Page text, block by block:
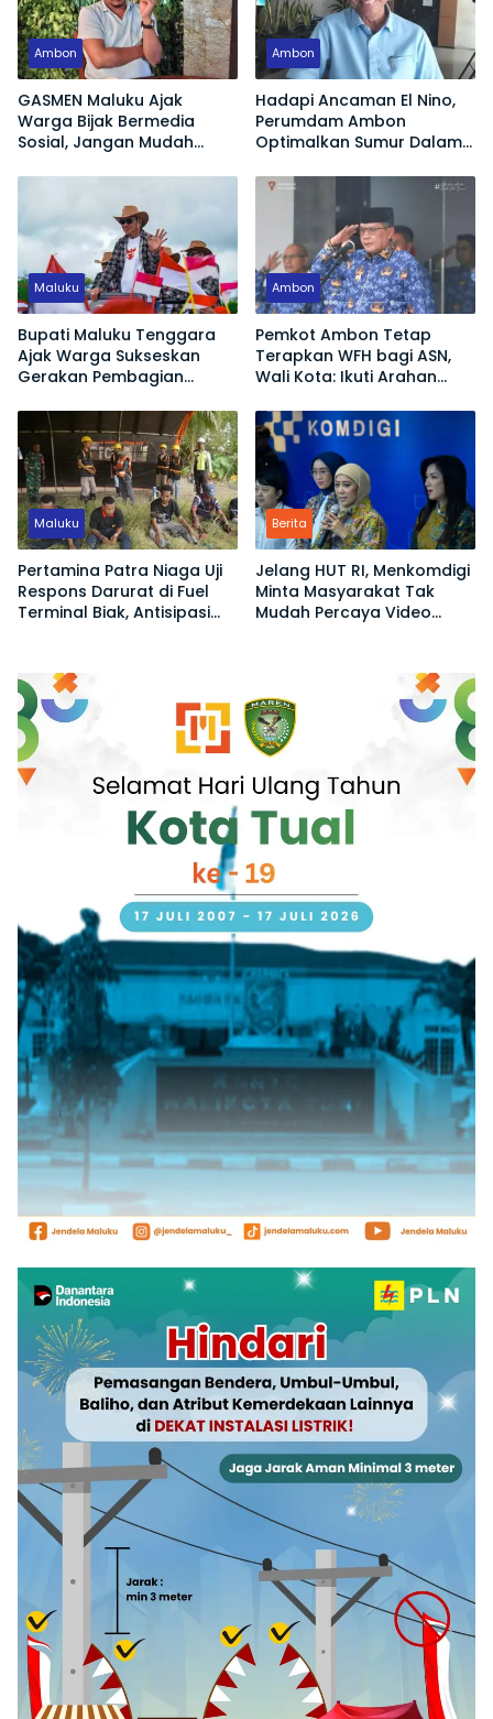
Ambon
GASMEN Maluku Ajak
Warga Bijak Bermedia
Sosial, Jangan Mudah
Ambon
Hadapi Ancaman El Nino,
Perumdam Ambon
Optimalkan Sumur Dalam
Maluku
Bupati Maluku Tenggara
Ajak Warga Sukseskan
Gerakan Pembagian
Ambon
Pemkot Ambon Tetap
Terapkan WFH bagi ASN,
Wali Kota: Ikuti Arahan
Maluku
Pertamina Patra Niaga Uji
Respons Darurat di Fuel
Terminal Biak, Antisipasi
Berita
Jelang HUT RI, Menkomdigi
Minta Masyarakat Tak
Mudah Percaya Video